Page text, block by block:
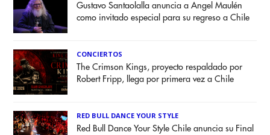
Gustavo Santaolalla anuncia a Angel Maulén
como invitado especial para su regreso a Chile
CONCIERTOS
The Crimson Kings, proyecto respaldado por
Robert Fripp, llega por primera vez a Chile
RED BULL DANCE YOUR STYLE
Red Bull Dance Your Style Chile anuncia su Final